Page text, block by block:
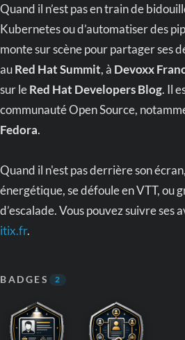
Quand il n’est pas en train de
Kubernetes ou d’automatiser des
monte sur scène pour partager ses
auRed Hat Summit, à Devoxx
sur leRed Hat Developers Blog. Il
communauté Open Source,
Fedora.
Quand il n'est pas derrière son
énergétique, se défoule en VTT, ou
d’escalade. Vous pouvez suivre ses
itix.fr.
BADGES 2